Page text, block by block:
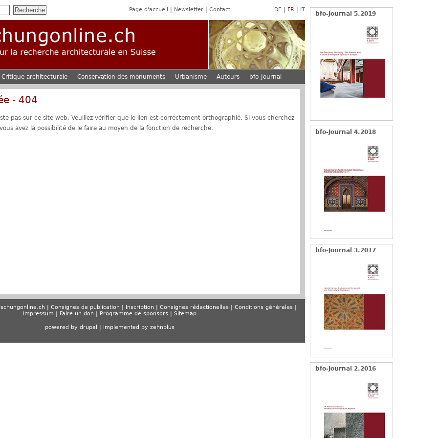
bfo-Journal 5.2019
bfo-Journal 4.2018
bfo-Journal 3.2017
bfo-Journal 2.2016
Page d'accueil Newsletter Contact DE FR IT
Critique architecturale Conservation des monuments Urbanisme Auteurs bfo-Journal
- 404
pas sur ce site web. Veuillez vérifier que le lien est correctement orthographié. Si vous cherchez
avez la possibilité de le faire au moyen de la fonction de recherche.
Consignes de publication Inscription Consignes rédactionelles
Conditions générales
Impressum
Faire un don Programme de sponsors Sitemap
powered by drupal | implemented by zehnplus